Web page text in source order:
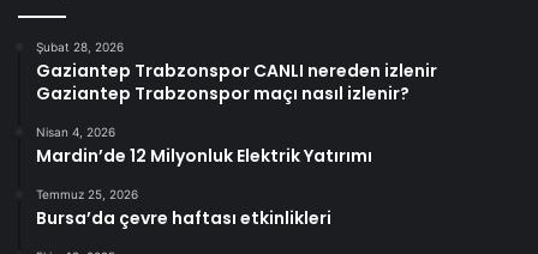
Şubat 28, 2026
Gaziantep Trabzonspor CANLI nereden izlenir
Gaziantep Trabzonspor maçı nasıl izlenir?
Nisan 4, 2026
Mardin’de 12 Milyonluk Elektrik Yatırımı
Temmuz 25, 2026
Bursa’da çevre haftası etkinlikleri